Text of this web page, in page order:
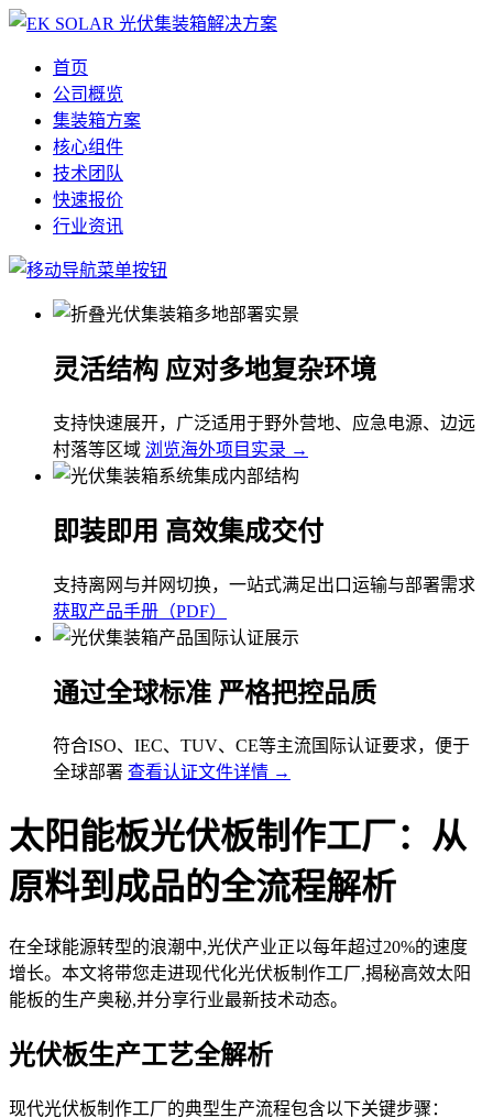
首页
公司概览
集装箱方案
核心组件
技术团队
快速报价
行业资讯
灵活结构 应对多地复杂环境
支持快速展开，广泛适用于野外营地、应急电源、边远
村落等区域 浏览海外项目实录 →
即装即用 高效集成交付
支持离网与并网切换，一站式满足出口运输与部署需求
获取产品手册（PDF）
通过全球标准 严格把控品质
符合ISO、IEC、TUV、CE等主流国际认证要求，便于
全球部署 查看认证文件详情 →
太阳能板光伏板制作工厂：从
原料到成品的全流程解析
在全球能源转型的浪潮中,光伏产业正以每年超过20%的速度
增长。本文将带您走进现代化光伏板制作工厂,揭秘高效太阳
能板的生产奥秘,并分享行业最新技术动态。
光伏板生产工艺全解析
现代光伏板制作工厂的典型生产流程包含以下关键步骤：